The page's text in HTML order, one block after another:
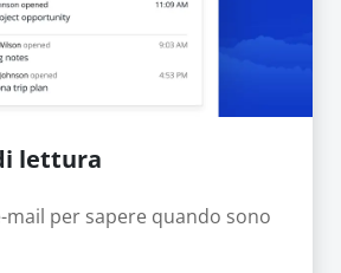
lettura
mail per sapere quando sono